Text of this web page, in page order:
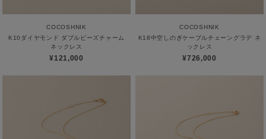
COCOSHNIK
K10ダイヤモンド ダブルビーズチャーム
ネックレス
¥121,000
COCOSHNIK
K18中空しのぎケーブルチェーングラデ ネ
ックレス
¥726,000